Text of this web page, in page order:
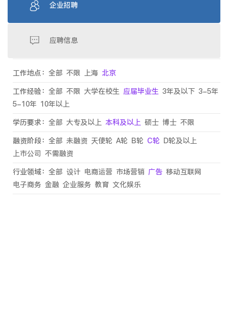
企业招聘
应聘信息
工作地点： 全部 不限 上海 北京
工作经验： 全部 不限 大学在校生 应届毕业生 3年及以下 3-5年
5-10年 10年以上
学历要求： 全部 大专及以上 本科及以上 硕士 博士 不限
融资阶段： 全部 未融资 天使轮 A轮 B轮 C轮 D轮及以上
上市公司 不需融资
行业领域： 全部 设计 电商运营 市场营销 广告 移动互联网
电子商务 金融 企业服务 教育 文化娱乐